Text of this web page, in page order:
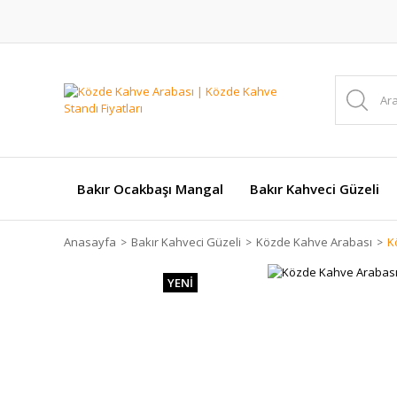
Bakır Ocakbaşı Mangal Bakır Kahveci Güzeli
Anasayfa Bakır Kahveci Güzeli Közde Kahve Arabası
YENİ